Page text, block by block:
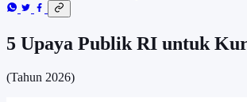
5 Upaya Publik RI untuk
(Tahun 2026)